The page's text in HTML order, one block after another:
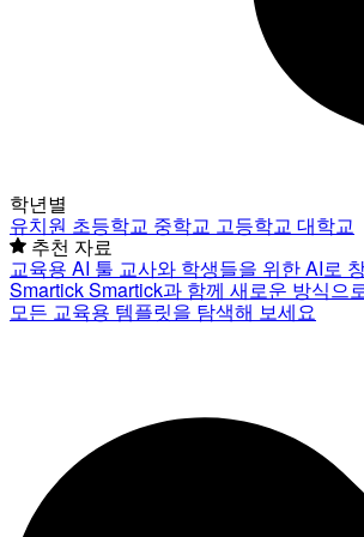
학년별
유치원 초등학교 중학교 고등학교 대학교
추천 자료
교육용 AI 툴 교사와 학생들을 위한 AI로
SmartickSmartick과 함께 새로운 방식으
모든 교육용 템플릿을 탐색해 보세요